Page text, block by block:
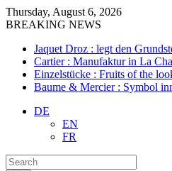
Thursday, August 6, 2026
BREAKING NEWS
Jaquet Droz : legt den
Cartier : Manufaktur in La
Einzelstücke : Fruits of the
Baume & Mercier : Symbol
DE
EN
FR